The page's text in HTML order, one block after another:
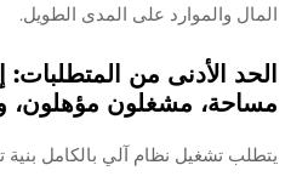
المال والموارد على المدى الطويل.
الحد الأدنى من المتطلبات:
مساحة، مشغلون مؤهلون،
يتطلب تشغيل نظام آلي بالكامل بنية